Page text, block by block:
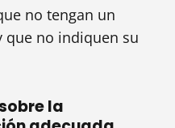
no tengan un
que no indiquen su
la